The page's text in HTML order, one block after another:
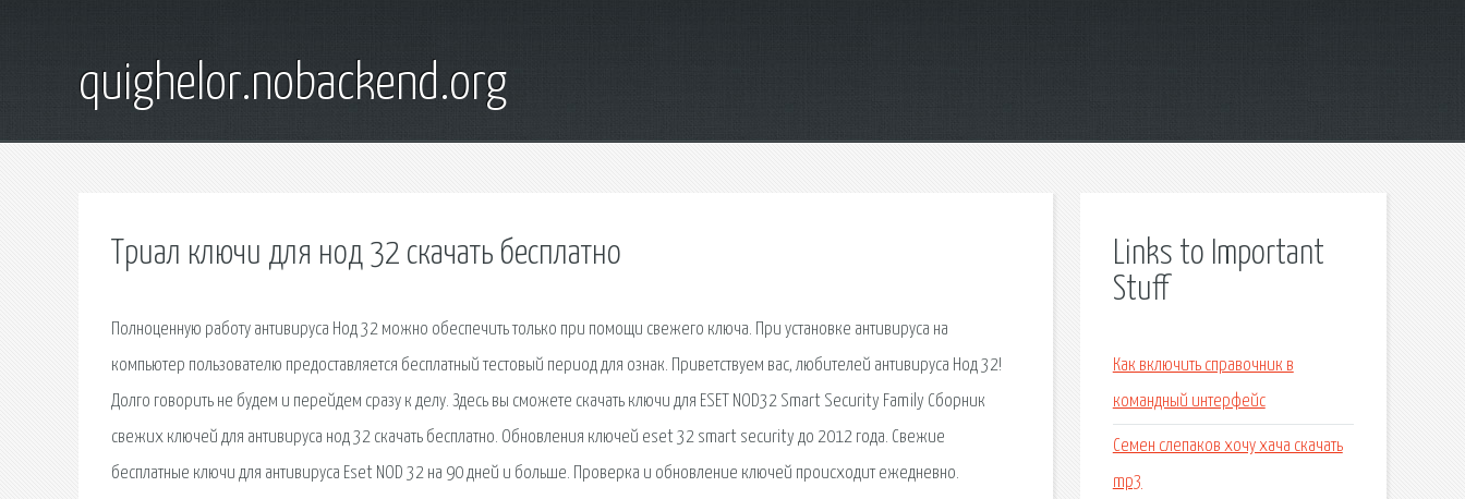
quighelor.nobackend.org
Триал ключи для нод 32 скачать бесплатно
Полноценную работу антивируса Нод 32 можно обеспечить только при помощи свежего ключа. При установке антивируса на
компьютер пользователю предоставляется бесплатный тестовый период для ознак. Приветствуем вас, любителей антивируса Нод 32!
Долго говорить не будем и перейдем сразу к делу. Здесь вы сможете скачать ключи для ESET NOD32 Smart Security Family Сборник
свежих ключей для антивируса нод 32 скачать бесплатно. Oбновления ключей eset 32 smart security до 2012 года. Свежие
бесплатные ключи для антивируса Eset NOD 32 на 90 дней и больше. Проверка и обновление ключей происходит ежедневно.
Links to Important
Stuff
Как включить справочник в
командный интерфейс
Семен слепаков хочу хача скачать
mp3